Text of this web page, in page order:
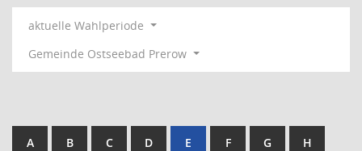
aktuelle Wahlperiode
Gemeinde Ostseebad Prerow
A B C D E F G H